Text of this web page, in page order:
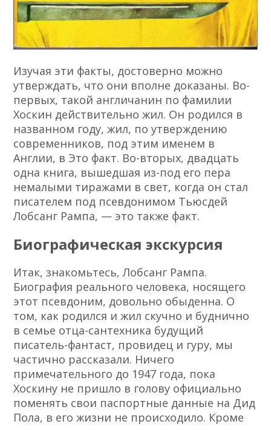
Изучая эти факты, достоверно можно
утверждать, что они вполне доказаны. Во-
первых, такой англичанин по фамилии
Хоскин действительно жил. Он родился в
названном году, жил, по утверждению
современников, под этим именем в
Англии, в Это факт. Во-вторых, двадцать
одна книга, вышедшая из-под его пера
немалыми тиражами в свет, когда он стал
писателем под псевдонимом Тьюсдей
Лобсанг Рампа, — это также факт.
Биографическая экскурсия
Итак, знакомьтесь, Лобсанг Рампа.
Биография реального человека, носящего
этот псевдоним, довольно обыденна. О
том, как родился и жил скучно и буднично
в семье отца-сантехника будущий
писатель-фантаст, провидец и гуру, мы
частично рассказали. Ничего
примечательного до 1947 года, пока
Хоскину не пришло в голову официально
поменять свои паспортные данные на Дид
Пола, в его жизни не происходило. Кроме